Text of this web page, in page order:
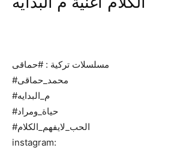
مسلسلات تركية : #حماقى
#محمد_حماقى
#م_البدايه
#حياة_ومراد
#الحب_لايفهم_الكلام
instagram: